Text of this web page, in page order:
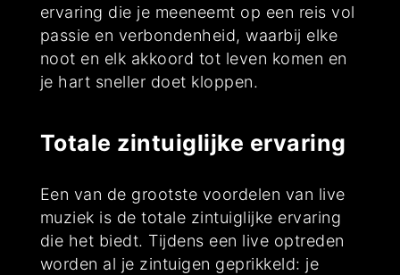
ervaring die je meeneemt op een reis vol
passie en verbondenheid, waarbij elke
noot en elk akkoord tot leven komen en
je hart sneller doet kloppen.
Totale zintuiglijke ervaring
Een van de grootste voordelen van live
muziek is de totale zintuiglijke ervaring
die het biedt. Tijdens een live optreden
worden al je zintuigen geprikkeld: je